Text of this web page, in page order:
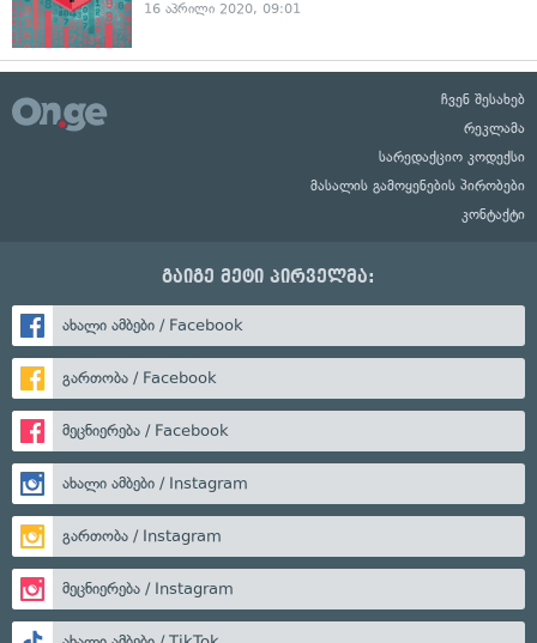
16 აპრილი 2020, 09:01
ჩვენ შესახებ
რეკლამა
სარედაქციო კოდექსი
მასალის გამოყენების პირობები
კონტაქტი
გაიგე მეტი პირველმა:
ახალი ამბები / Facebook
გართობა / Facebook
მეცნიერება / Facebook
ახალი ამბები / Instagram
გართობა / Instagram
მეცნიერება / Instagram